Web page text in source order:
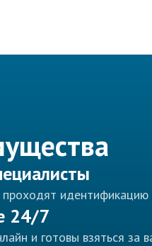
проходят идентификацию
24/7
и готовы взяться за